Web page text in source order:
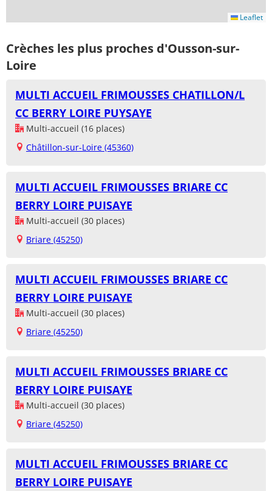
Leaflet
Crèches les plus proches d'Ousson-sur-
Loire
MULTI ACCUEIL FRIMOUSSES CHATILLON/L
CC BERRY LOIRE PUYSAYE
Multi-accueil (16 places)
Châtillon-sur-Loire (45360)
MULTI ACCUEIL FRIMOUSSES BRIARE CC
BERRY LOIRE PUISAYE
Multi-accueil (30 places)
Briare (45250)
MULTI ACCUEIL FRIMOUSSES BRIARE CC
BERRY LOIRE PUISAYE
Multi-accueil (30 places)
Briare (45250)
MULTI ACCUEIL FRIMOUSSES BRIARE CC
BERRY LOIRE PUISAYE
Multi-accueil (30 places)
Briare (45250)
MULTI ACCUEIL FRIMOUSSES BRIARE CC
BERRY LOIRE PUISAYE